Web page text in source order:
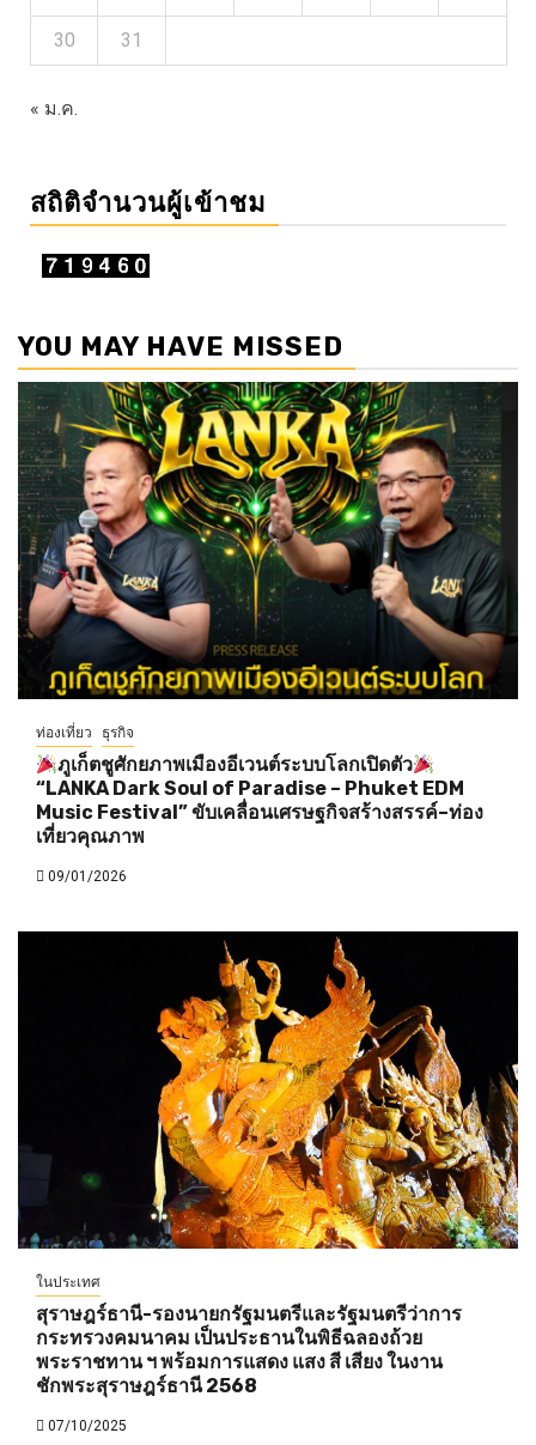
30 31
« ม.ค.
สถิติจำนวนผู้เข้าชม
YOU MAY HAVE MISSED
ท่องเที่ยว ธุรกิจ
ภูเก็ตชูศักยภาพเมืองอีเวนต์ระบบโลกเปิดตัว
“LANKA Dark Soul of Paradise – Phuket EDM
Music Festival” ขับเคลื่อนเศรษฐกิจสร้างสรรค์–ท่อง
เที่ยวคุณภาพ
09/01/2026
ในประเทศ
สุราษฎร์ธานี-รองนายกรัฐมนตรีและรัฐมนตรีว่าการ
กระทรวงคมนาคม เป็นประธานในพิธีฉลองถ้วย
พระราชทาน ฯ พร้อมการแสดง แสง สี เสียง ในงาน
ชักพระสุราษฎร์ธานี 2568
07/10/2025